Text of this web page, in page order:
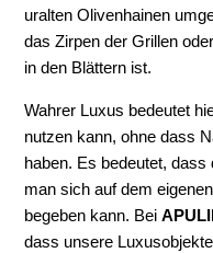
uralten Olivenhainen
das Zirpen der Grillen
in den Blättern ist.
Wahrer Luxus bedeutet
nutzen kann, ohne dass
haben. Es bedeutet,
man sich auf dem
begeben kann. Bei
dass unsere